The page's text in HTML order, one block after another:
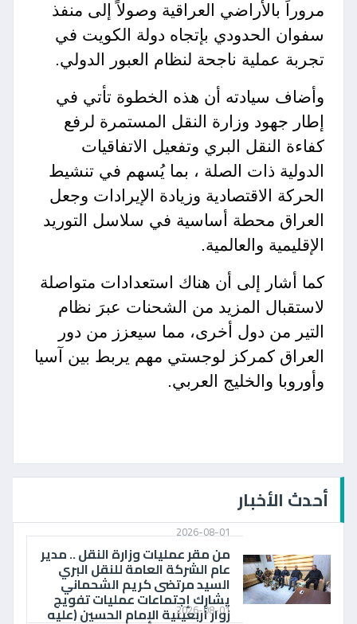
مروراً بالأراضي العراقية وصولاً إلى منفذ
سفوان الحدودي بإتجاه دولة الكويت في
تجربة عملية ناجحة لنظام العبور الدولي.
وأضاف سيادته أن هذه الخطوة تأتي في
إطار جهود وزارة النقل المستمرة لرفع
كفاءة النقل البري وتفعيل الاتفاقيات
الدولية ذات الصلة ، بما يُسهم في تنشيط
الحركة الاقتصادية وزيادة الإيرادات وجعل
العراق محطة أساسية في سلاسل التوريد
الإقليمية والعالمية.
كما أشار إلى أن هناك استعدادات متواصلة
لاستقبال المزيد من الشحنات عبرَ نظام
التير من دول أخرى، مما سيعزز من دور
العراق كمركز لوجستي مهم يربط بين آسيا
وأوروبا والخليج العربي.
أحدث الأخبار
2026-08-01
من مقر عمليات وزارة النقل .. مدير
عام الشركة العامة للنقل البري
السيد مرتضى كريم الشحماني
يشارك إجتماعات عمليات تفويج
زوار أربعينية الإمام الحسين (عليه
2026-08-01